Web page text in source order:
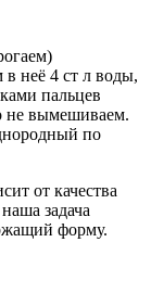
неё 4 ст л воды,
пальцев
не вымешиваем.
по
от качества
задача
форму.